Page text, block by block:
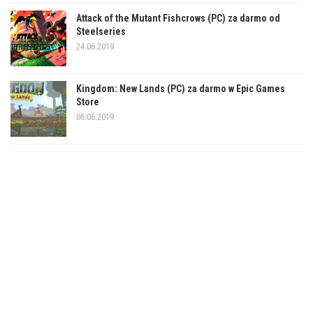
Attack of the Mutant Fishcrows (PC) za darmo od
Steelseries
24.06.2019
Kingdom: New Lands (PC) za darmo w Epic Games
Store
06.06.2019